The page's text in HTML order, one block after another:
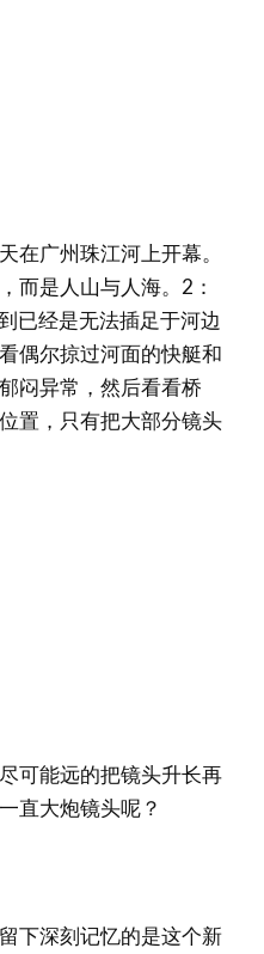
在广州珠江河上开幕。
而是人山与人海。2：
已经是无法插足于河边
偶尔掠过河面的快艇和
闷异常，然后看看桥
置，只有把大部分镜头
可能远的把镜头升长再
直大炮镜头呢？
下深刻记忆的是这个新